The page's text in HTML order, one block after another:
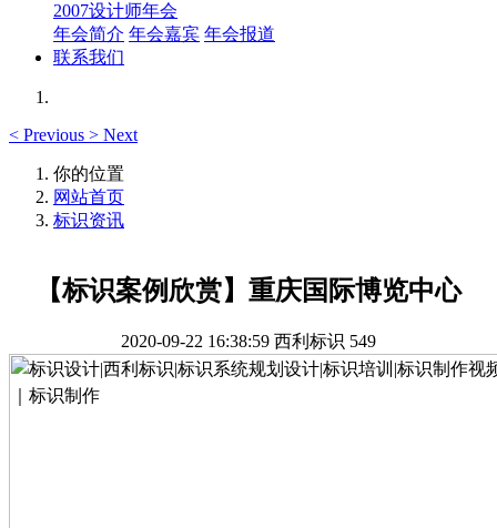
2007设计师年会
年会简介 年会嘉宾 年会报道
联系我们
< Previous > Next
你的位置
网站首页
标识资讯
【标识案例欣赏】重庆国际博览中心
2020-09-22 16:38:59 西利标识 549